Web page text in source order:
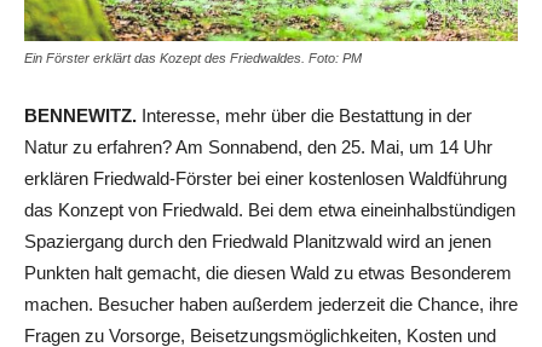
Ein Förster erklärt das Kozept des Friedwaldes. Foto: PM
BENNEWITZ. Interesse, mehr über die Bestattung in der
Natur zu erfahren? Am Sonnabend, den 25. Mai, um 14 Uhr
erklären Friedwald-Förster bei einer kostenlosen Waldführung
das Konzept von Friedwald. Bei dem etwa eineinhalbstündigen
Spaziergang durch den Friedwald Planitzwald wird an jenen
Punkten halt gemacht, die diesen Wald zu etwas Besonderem
machen. Besucher haben außerdem jederzeit die Chance, ihre
Fragen zu Vorsorge, Beisetzungsmöglichkeiten, Kosten und